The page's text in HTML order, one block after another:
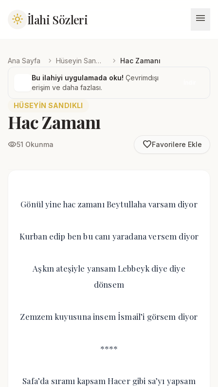
light_mode İlahi Sözleri menu
Ana Sayfa chevron_right Hüseyin Sandıklı chevron_right Hac Zamanı
Bu ilahiyi uygulamada oku! Çevrimdışı
erişim ve daha fazlası.
HÜSEYIN SANDIKLI
Hac Zamanı
visibility51 Okunma favorite_borderFavorilere Ekle
Gönül yine hac zamanı Beytullaha varsam diyor
Kurban edip ben bu canı yaradana versem diyor
Aşkın ateşiyle yansam Lebbeyk diye diye
dönsem
Zemzem kuyusuna insem İsmail’i görsem diyor
****
Safa’da sıramı kapsam Hacer gibi sa’yı yapsam